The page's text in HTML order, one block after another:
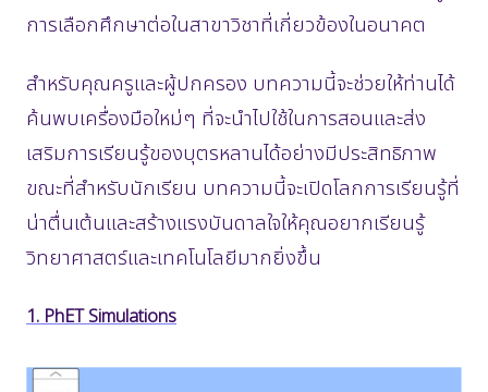
การเลือกศึกษาต่อในสาขาวิชาที่เกี่ยวข้องในอนาคต
สำหรับคุณครูและผู้ปกครอง บทความนี้จะช่วยให้ท่านได้
ค้นพบเครื่องมือใหม่ๆ ที่จะนำไปใช้ในการสอนและส่ง
เสริมการเรียนรู้ของบุตรหลานได้อย่างมีประสิทธิภาพ
ขณะที่สำหรับนักเรียน บทความนี้จะเปิดโลกการเรียนรู้ที่
น่าตื่นเต้นและสร้างแรงบันดาลใจให้คุณอยากเรียนรู้
วิทยาศาสตร์และเทคโนโลยีมากยิ่งขึ้น
1. PhET Simulations